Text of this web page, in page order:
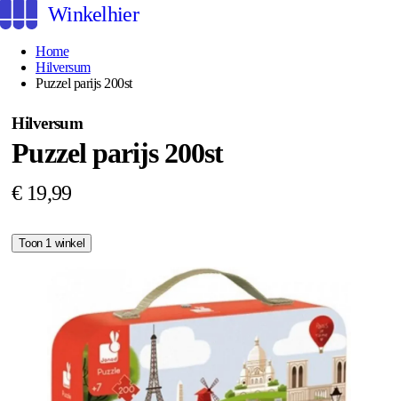
Winkelhier
Home
Hilversum
Puzzel parijs 200st
Hilversum
Puzzel parijs 200st
€ 19,99
Toon 1 winkel